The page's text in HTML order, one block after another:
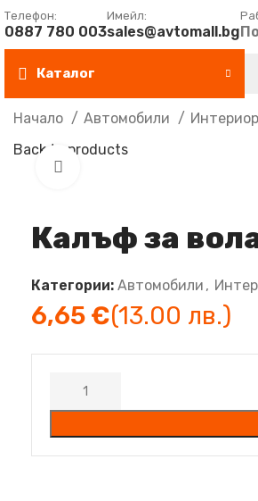
Tелефон:
0887 780 003
Имейл:
sales@avtomall.bg
Каталог
Начало Автомобили Интериор
Back to products
Калъф за
Категории: Автомобили ,
€